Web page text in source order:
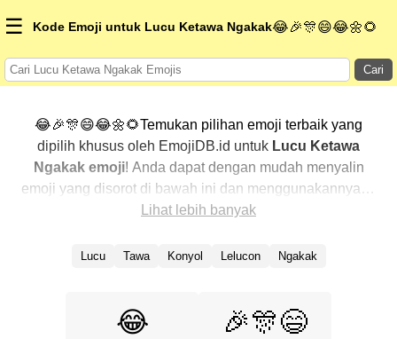
☰ Kode Emoji untuk Lucu Ketawa Ngakak😂🎉🎊😄😂🌼🌻
Cari
😂🎉🎊😄😂🌼🌻Temukan pilihan emoji terbaik yang
dipilih khusus oleh EmojiDB.id untuk Lucu Ketawa
Ngakak emoji! Anda dapat dengan mudah menyalin
emoji yang disorot di bawah ini dan menggunakannya di
percakapan Anda untuk menambahkan sentuhan
dengan menampilkan yang paling populer terlebih
mengekspresikanLucu Ketawa Ngakak dengan emoji
Lihat lebih banyak
Lucu Tawa Konyol Lelucon Ngakak
😂 🎉🎊😄